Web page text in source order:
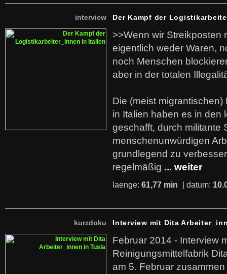
interview Der Kampf der
>>Wenn wir Streikposten
eigentlich weder Waren,
noch Menschen
aber in der totalen
Die (meist
in Italien haben es in den
geschafft, durch militante
menschenunwürdigen
grundlegend zu
regelmäßig ... weiter
laenge: 61,77 min | datum:
kurzdoku Interview mit Dita
Februar 2014 - Interview
Reinigungsmittelfabrik
am 5. Februar